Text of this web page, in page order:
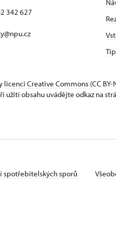
342 627
licenci Creative Commons (CC
užití obsahu uvádějte odkaz na
spotřebitelských sporů